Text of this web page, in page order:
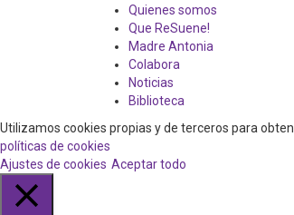
Quienes somos
Que ReSuene!
Madre Antonia
Colabora
Noticias
Biblioteca
Utilizamos cookies propias y de terceros para
políticas de cookies
Ajustes de cookies Aceptar todo